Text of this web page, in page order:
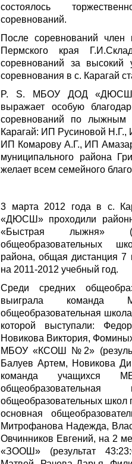
состоялось
соревнований.
После соревнований член
Пермского края
соревнований за
соревнования в с. Карагай
P. S. МБОУ ДОД «ДЮСШ»,
выражает особую
соревнований по лыжным
Карагай: ИП Русиновой
ИП Комарову А.Г., ИП
муниципального района
желает всем семейного
3 марта 2012 года в с.
«ДЮСШ» проходили
«Быстрая лыжня»
общеобразовательных
района, общая дистанция 7
на 2011-2012 учебный год.
Среди средних
выиграла команда
общеобразовательная
которой выступали:
Новикова Виктория,
МБОУ «КСОШ №2»
Балуев Артем, Новикова
команда учащихся
общеобразовательных
основная
Митрофанова Надежда,
Овчинников Евгений, на 2
«ЗООШ» (результат